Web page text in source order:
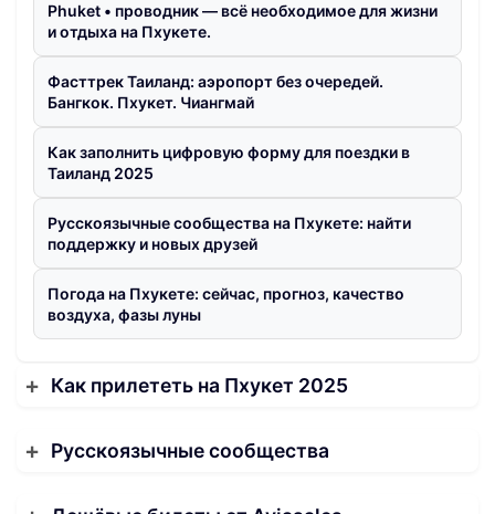
Phuket • проводник — всё необходимое для жизни
и отдыха на Пхукете.
Фасттрек Таиланд: аэропорт без очередей.
Бангкок. Пхукет. Чиангмай
Как заполнить цифровую форму для поездки в
Таиланд 2025
Русскоязычные сообщества на Пхукете: найти
поддержку и новых друзей
Погода на Пхукете: сейчас, прогноз, качество
воздуха, фазы луны
Как прилететь на Пхукет 2025
Русскоязычные сообщества